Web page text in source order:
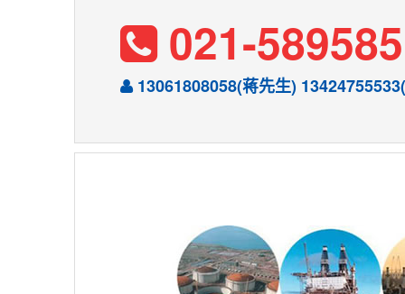
021-
13061808058(蒋先生) 13424755533